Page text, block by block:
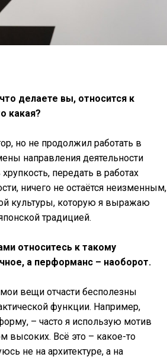
делаете вы, относится к
какая?
но не продолжил работать в
направления деятельности
передать в работах
ничего не остаётся неизменным,
культуры, которую я выражаю
традицией.
относитесь к такому
а перформанс – наоборот.
вещи отчасти бесполезны
функции. Например,
– часто я использую мотив
высоких. Всё это – какое-то
не на архитектуре, а на